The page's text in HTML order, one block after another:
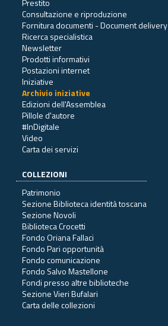
Prestito
Consultazione e riproduzione
Fornitura documenti - Document delivery
Ricerca specialistica
Newsletter
Prodotti informativi
Postazioni internet
Iniziative
Archivio iniziative
Edizioni dell'Assemblea
Pillole d'autore
#InDigitale
Video
Carta dei servizi
COLLEZIONI
Patrimonio
Sezione Biblioteca identità toscana
Sezione Novoli
Biblioteca Crocetti
Fondo Oriana Fallaci
Fondo Pari opportunità
Fondo comunicazione
Fondo Salvo Mastellone
Fondi presso altre biblioteche
Sezione Vieri Bufalari
Carta delle collezioni